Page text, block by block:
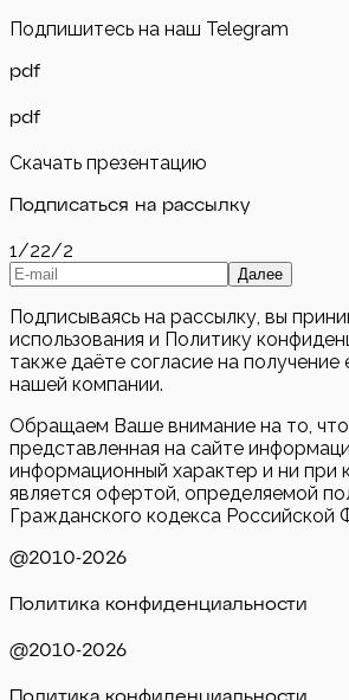
Подпишитесь на наш Telegram
pdf
pdf
Скачать презентацию
Подписаться на рассылку
1/22/2
Далее
Подписываясь на рассылку, вы
использования и Политику
также даёте согласие на
нашей компании.
Обращаем Ваше внимание на то, что
представленная на сайте
информационный характер и ни при
является офертой, определяемой
Гражданского кодекса Российской
@2010-2026
Политика конфиденциальности
@2010-2026